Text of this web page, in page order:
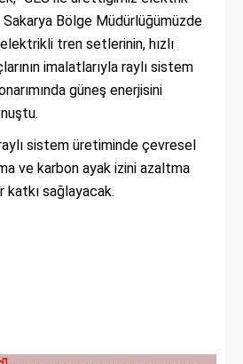
Bölge Müdürlüğümüzde
tren setlerinin, hızlı
imalatlarıyla raylı sistem
güneş enerjisini
sistem üretiminde çevresel
ve karbon ayak izini azaltma
katkı sağlayacak.